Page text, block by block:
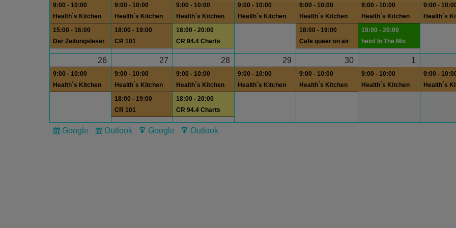
9:00 - 10:00
Health´s Kitchen
15:00 - 16:00
Der Zeitungsleser
9:00 - 10:00
Health´s Kitchen
18:00 - 19:00
CR 101
9:00 - 10:00
Health´s Kitchen
18:00 - 20:00
CR 94.4 Charts
9:00 - 10:00
Health´s Kitchen
9:00 - 10:00
Health´s Kitchen
18:00 - 19:00
Cafe queer on air
9:00 - 10:00
Health´s Kitchen
19:00 - 20:00
hein! In The Mix
9:00 -
Health´s
26
9:00 - 10:00
Health´s Kitchen
27
9:00 - 10:00
Health´s Kitchen
18:00 - 19:00
CR 101
28
9:00 - 10:00
Health´s Kitchen
18:00 - 20:00
CR 94.4 Charts
29
9:00 - 10:00
Health´s Kitchen
30
9:00 - 10:00
Health´s Kitchen
1
9:00 - 10:00
Health´s Kitchen
9:00 -
Health´s
Subscribe
Google
Subscribe
Outlook
Export
Google
Export
Outlook